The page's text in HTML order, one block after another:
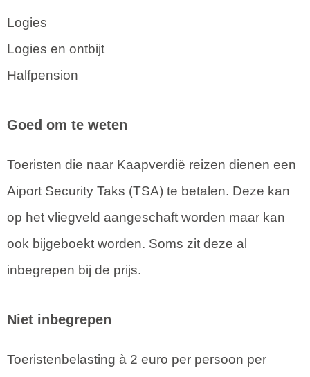
Logies
Logies en ontbijt
Halfpension
Goed om te weten
Toeristen die naar Kaapverdië reizen dienen een
Aiport Security Taks (TSA) te betalen. Deze kan
op het vliegveld aangeschaft worden maar kan
ook bijgeboekt worden. Soms zit deze al
inbegrepen bij de prijs.
Niet inbegrepen
Toeristenbelasting à 2 euro per persoon per